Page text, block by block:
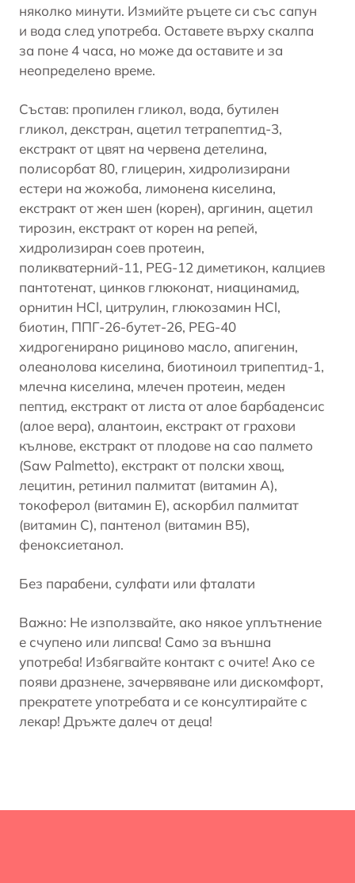
няколко минути. Измийте ръцете си със сапун
и вода след употреба. Оставете върху скалпа
за поне 4 часа, но може да оставите и за
неопределено време.
Състав: пропилен гликол, вода, бутилен
гликол, декстран, ацетил тетрапептид-3,
екстракт от цвят на червена детелина,
полисорбат 80, глицерин, хидролизирани
естери на жожоба, лимонена киселина,
екстракт от жен шен (корен), аргинин, ацетил
тирозин, екстракт от корен на репей,
хидролизиран соев протеин,
поликватерний-11, PEG-12 диметикон, калциев
пантотенат, цинков глюконат, ниацинамид,
орнитин HCl, цитрулин, глюкозамин HCl,
биотин, ППГ-26-бутет-26, PEG-40
хидрогенирано рициново масло, апигенин,
олеанолова киселина, биотиноил трипептид-1,
млечна киселина, млечен протеин, меден
пептид, екстракт от листа от алое барбаденсис
(алое вера), алантоин, екстракт от грахови
кълнове, екстракт от плодове на сао палмето
(Saw Palmetto), екстракт от полски хвощ,
лецитин, ретинил палмитат (витамин А),
токоферол (витамин Е), аскорбил палмитат
(витамин С), пантенол (витамин В5),
феноксиетанол.
Без парабени, сулфати или фталати
Важно: Не използвайте, ако някое уплътнение
е счупено или липсва! Само за външна
употреба! Избягвайте контакт с очите! Ако се
появи дразнене, зачервяване или дискомфорт,
прекратете употребата и се консултирайте с
лекар! Дръжте далеч от деца!